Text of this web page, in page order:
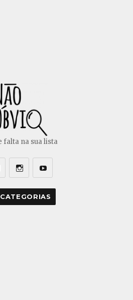
falta na sua lista
CATEGORIAS